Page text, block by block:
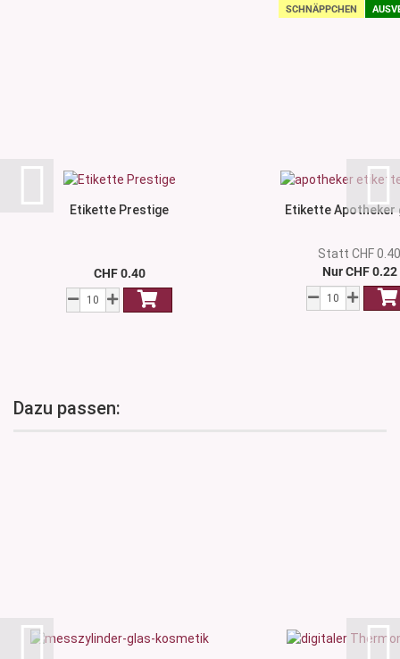
Etikette Prestige
CHF 0.40
SCHNÄPPCHEN
Etikette Apotheker
Statt CHF
Nur CHF 0.22
Dazu passen: